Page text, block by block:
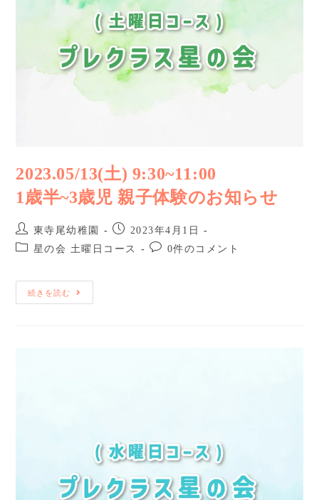
2023.05/13(土) 9:30~11:00
1歳半~3歳児 親子体験のお知らせ
東寺尾幼稚園
2023年4月1日
星の会 土曜日コース
0件のコメント
続きを読む